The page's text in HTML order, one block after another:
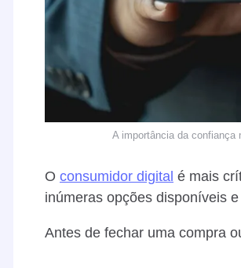
A importância da confiança
O consumidor digital é mais
inúmeras opções disponíveis
Antes de fechar uma compra